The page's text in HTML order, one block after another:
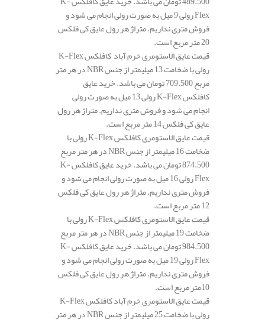
Flex رولی 9 میل به صورت رولی انجام می شود و
فروش متری نداریم. متراژ هر رول عایق کی فلکس
20 متر مربع است.
قیمت عایق الاستومری خرم آباد کافلکس K-Flex
رولی با ضخامت 13 میلیمتر از جنس NBR در هر متر
مربع 709.500 تومان می باشد. خرید عایق
کافلکس K-Flex رولی 13 میل به صورت رولی
انجام می شود و فروش متری نداریم. متراژ هر رول
عایق کی فلکس 14 متر مربع است.
قیمت عایق الاستومری کافلکس K-Flex رولی با
ضخامت 16 میلیمتر از جنس NBR در هر متر مربع
874.500 تومان می باشد. خرید عایق کافلکس K-
Flex رولی 16 میل به صورت رولی انجام می شود و
فروش متری نداریم. متراژ هر رول عایق کی فلکس
12 متر مربع است.
قیمت عایق الاستومری کافلکس K-Flex رولی با
ضخامت 19 میلیمتر از جنس NBR در هر متر مربع
984.500 تومان می باشد. خرید عایق کافلکس K-
Flex رولی 19 میل به صورت رولی انجام می شود و
فروش متری نداریم. متراژ هر رول عایق کی فلکس
10متر مربع است.
قیمت عایق الاستومری خرم آباد کافلکس K-Flex
رولی با ضخامت 25 میلیمتر از جنس NBR در هر متر